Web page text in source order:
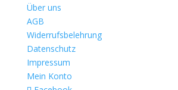
Über uns
AGB
Widerrufsbelehrung
Datenschutz
Impressum
Mein Konto